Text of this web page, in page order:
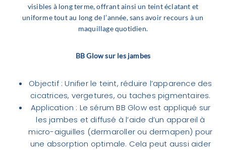
visibles à long terme, offrant ainsi un teint éclatant et
uniforme tout au long de l’année, sans avoir recours à un
maquillage quotidien.
BB Glow sur les jambes
Objectif : Unifier le teint, réduire l’apparence des
cicatrices, vergetures, ou taches pigmentaires.
Application : Le sérum BB Glow est appliqué sur
les jambes et diffusé à l’aide d’un appareil à
micro-aiguilles (dermaroller ou dermapen) pour
une absorption optimale. Cela peut aussi aider